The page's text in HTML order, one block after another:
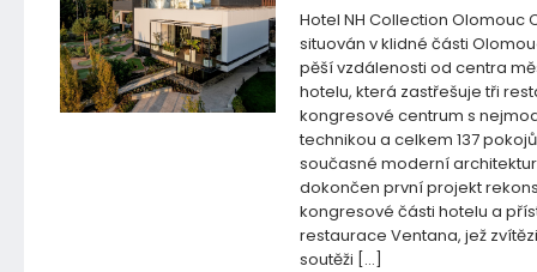
Hotel NH Collection Olomouc
situován v klidné části
pěší vzdálenosti od centra
hotelu, která zastřešuje tři
kongresové centrum s
technikou a celkem 137
současné moderní
dokončen první projekt
kongresové části hotelu a
restaurace Ventana, jež
soutěži […]